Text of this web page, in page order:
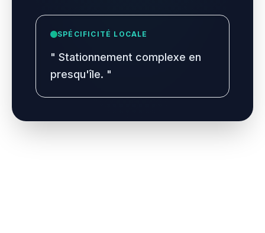
SPÉCIFICITÉ LOCALE
" Stationnement complexe en
presqu'île. "